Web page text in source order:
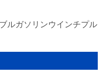
ルガソリンウインチプル